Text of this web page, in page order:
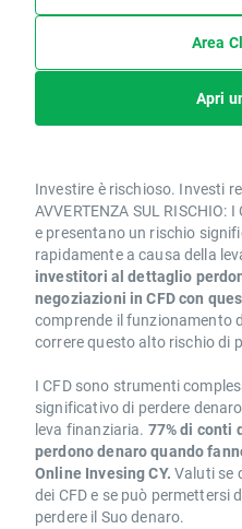
Area
Apri
Investire è rischioso. Investi
AVVERTENZA SUL
e presentano un rischio
rapidamente a causa della
investitori al dettaglio
negoziazioni in CFD con
comprende il funzionamento
correre questo alto rischio di
I CFD sono strumenti
significativo di perdere
leva finanziaria. 77% di
perdono denaro quando
Online Invesing CY. Valuti se
dei CFD e se può permettersi
perdere il Suo denaro.